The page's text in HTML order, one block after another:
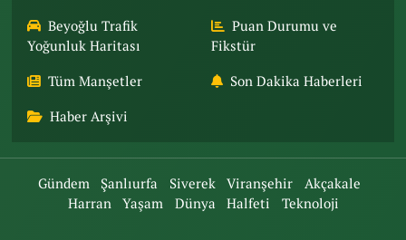
Beyoğlu Trafik
Yoğunluk Haritası
Puan Durumu ve
Fikstür
Tüm Manşetler Son Dakika Haberleri
Haber Arşivi
Gündem Şanlıurfa Siverek Viranşehir
Akçakale
Harran
Yaşam Dünya Halfeti Teknoloji